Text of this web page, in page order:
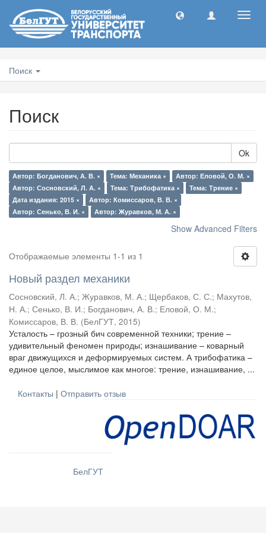
Поиск
Поиск
Ok
Автор: Богданович, А. В. × Тема: Механика ×
Автор: Еловой, О. М. ×
Автор: Сосновский, Л. А. ×
Тема: Трибофатика ×
Тема: Трение ×
Дата издания: 2015 ×
Автор: Комиссаров, В. В. ×
Автор: Сенько, В. И. ×
Автор: Журавков, М. А. ×
Show Advanced Filters
Отображаемые элементы 1-1 из 1
Новый раздел механики
Сосновский, Л. А.; Журавков, М. А.; Щербаков, С. С.; Махутов,
Н. А.; Сенько, В. И.; Богданович, А. В.; Еловой, О. М.;
Комиссаров, В. В. (БелГУТ, 2015)
Усталость – грозный бич современной техники; трение –
удивительный феномен природы; изнашивание – коварный
враг движущихся и деформируемых систем. А трибофатика –
единое целое, мыслимое как многое: трение, изнашивание, ...
Контакты | Отправить отзыв
БелГУТ